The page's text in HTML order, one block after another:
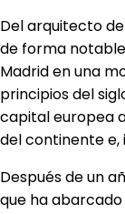
Del arquitecto
de forma
Madrid en una
principios del
capital europea
del continente e,
Después de un
que ha